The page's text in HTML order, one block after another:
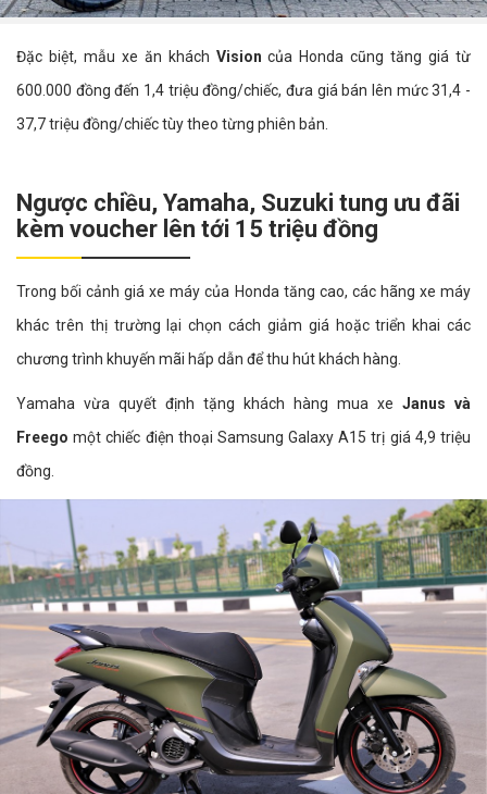
Đặc biệt, mẫu xe ăn khách Visioncủa Honda cũng tăng giá từ
600.000 đồng đến 1,4 triệu đồng/chiếc, đưa giá bán lên mức 31,4 -
37,7 triệu đồng/chiếc tùy theo từng phiên bản.
Ngược chiều, Yamaha, Suzuki tung ưu đãi
kèm voucher lên tới 15 triệu đồng
Trong bối cảnh giá xe máy của Honda tăng cao, các hãng xe máy
khác trên thị trường lại chọn cách giảm giá hoặc triển khai các
chương trình khuyến mãi hấp dẫn để thu hút khách hàng.
Yamaha vừa quyết định tặng khách hàng mua xe Janus và
Freegomột chiếc điện thoại Samsung Galaxy A15 trị giá 4,9 triệu
đồng.